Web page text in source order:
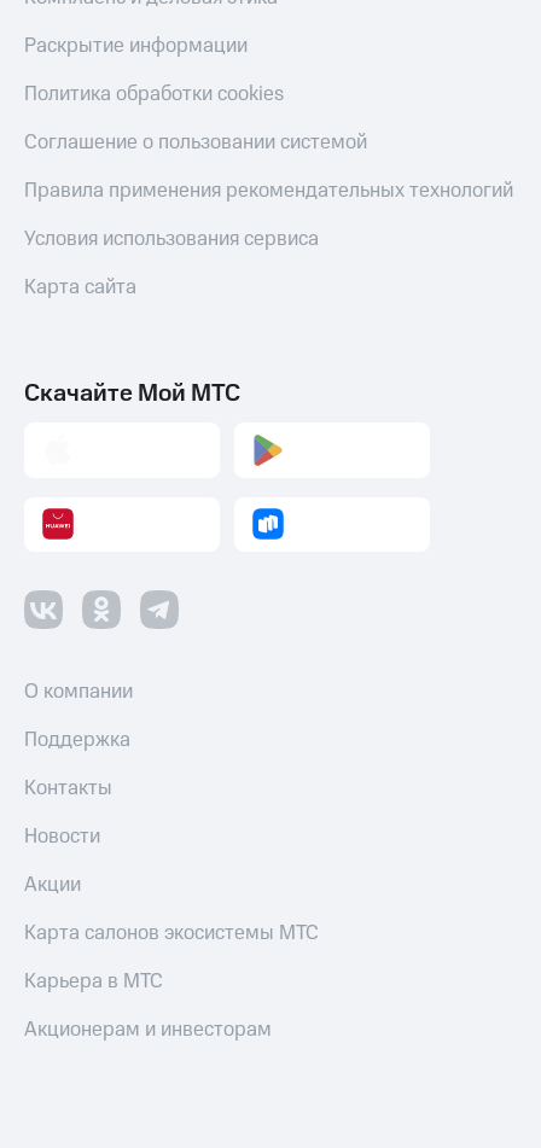
Раскрытие информации
Политика обработки cookies
Соглашение о пользовании системой
Правила применения рекомендательных технологий
Условия использования сервиса
Карта сайта
Скачайте Мой МТС
О компании
Поддержка
Контакты
Новости
Акции
Карта салонов экосистемы МТС
Карьера в МТС
Акционерам и инвесторам